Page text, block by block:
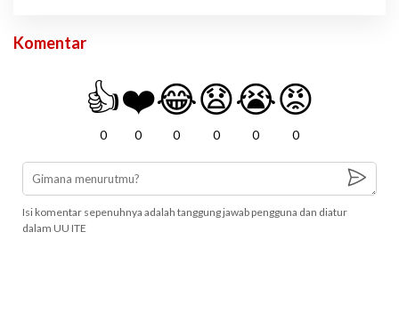
Komentar
👍
0
❤️
0
😂
0
😧
0
😭
0
😡
0
Isi komentar sepenuhnya adalah tanggung jawab pengguna dan diatur
dalam UU ITE